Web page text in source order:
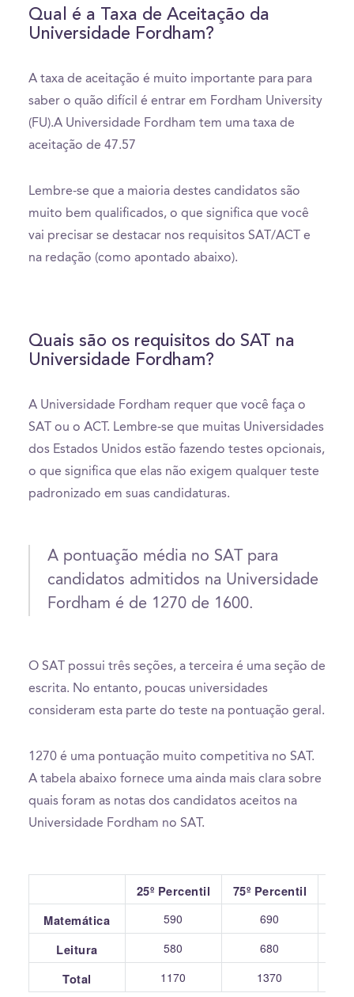
Qual é a Taxa de Aceitação da
Universidade Fordham?
A taxa de aceitação é muito importante para para
saber o quão difícil é entrar em Fordham University
(FU).A Universidade Fordham tem uma taxa de
aceitação de 47.57
Lembre-se que a maioria destes candidatos são
muito bem qualificados, o que significa que você
vai precisar se destacar nos requisitos SAT/ACT e
na redação (como apontado abaixo).
Quais são os requisitos do SAT na
Universidade Fordham?
A Universidade Fordham requer que você faça o
SAT ou o ACT. Lembre-se que muitas Universidades
dos Estados Unidos estão fazendo testes opcionais,
o que significa que elas não exigem qualquer teste
padronizado em suas candidaturas.
A pontuação média no SAT para
candidatos admitidos na Universidade
Fordham é de 1270 de 1600.
O SAT possui três seções, a terceira é uma seção de
escrita. No entanto, poucas universidades
consideram esta parte do teste na pontuação geral.
1270 é uma pontuação muito competitiva no SAT.
A tabela abaixo fornece uma ainda mais clara sobre
quais foram as notas dos candidatos aceitos na
Universidade Fordham no SAT.
25º Percentil 75º Percentil
Matemática
590 690
Leitura 580 680
Total 1170 1370